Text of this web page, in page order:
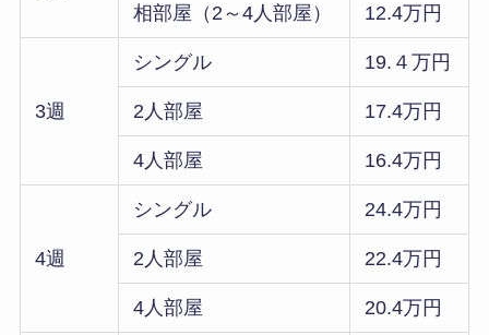
相部屋（2～4人部屋） 12.4万円
3週
シングル 19.４万円
2人部屋 17.4万円
4人部屋 16.4万円
4週
シングル 24.4万円
2人部屋 22.4万円
4人部屋 20.4万円